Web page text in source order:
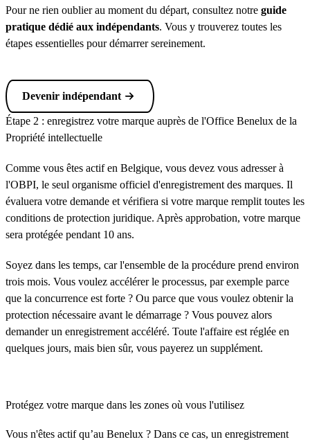
Pour ne rien oublier au moment du départ, consultez notre guide
pratique dédié aux indépendants. Vous y trouverez toutes les
étapes essentielles pour démarrer sereinement.
Devenir indépendant
Étape 2 : enregistrez votre marque auprès de l'Office Benelux de la
Propriété intellectuelle
Comme vous êtes actif en Belgique, vous devez vous adresser à
l'OBPI, le seul organisme officiel d'enregistrement des marques. Il
évaluera votre demande et vérifiera si votre marque remplit toutes les
conditions de protection juridique. Après approbation, votre marque
sera protégée pendant 10 ans.
Soyez dans les temps, car l'ensemble de la procédure prend environ
trois mois. Vous voulez accélérer le processus, par exemple parce
que la concurrence est forte ? Ou parce que vous voulez obtenir la
protection nécessaire avant le démarrage ? Vous pouvez alors
demander un enregistrement accéléré. Toute l'affaire est réglée en
quelques jours, mais bien sûr, vous payerez un supplément.
Protégez votre marque dans les zones où vous l'utilisez
Vous n'êtes actif qu’au Benelux ? Dans ce cas, un enregistrement